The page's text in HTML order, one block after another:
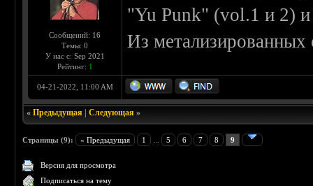
Сообщений: 16
Темы: 0
У нас с: Sep 2021
Рейтинг: 1
"Yu Punk" (vol.1 и 2)
Из метализированных
04-21-2022, 11:00 AM
«Предыдущая |Следующая »
Страницы (9): « Предыдущая 1 5 6 7 8 9
Версия для просмотра
Подписаться на тему